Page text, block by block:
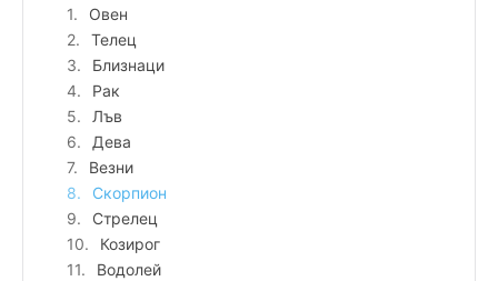
Овен
Телец
Близнаци
Рак
Лъв
Дева
Везни
Скорпион
Стрелец
Козирог
Водолей